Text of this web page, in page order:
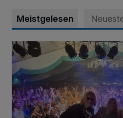
Meistgelesen
Viele Bilder: Toller Auftakt des